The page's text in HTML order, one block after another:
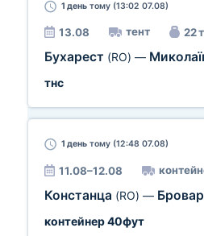
1 день тому (13:02 07.08)
13.08 тент 22 т
Бухарест (RO) —
тнс
1 день тому (12:48 07.08)
11.08–12.08
Констанца (RO) —
контейнер 40фут